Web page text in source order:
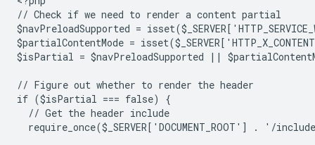
// Check if we need to render a content partial
$navPreloadSupported =
$partialContentMode =
$isPartial = $navPreloadSupported ||
// Figure out whether to render the header
if ($isPartial === false) {
  // Get the header include
require_once($_SERVER['DOCUMENT_ROOT'] . '/